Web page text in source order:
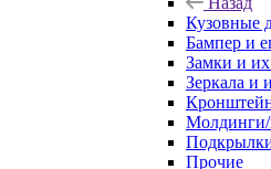
Кузовные
Бампер и
Замки и их
Зеркала и
Молдинги/
Прочие